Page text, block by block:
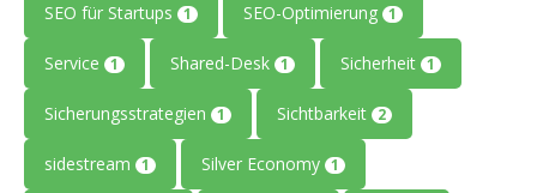
SEO für Startups 1 SEO-Optimierung 1
Service 1 Shared-Desk 1 Sicherheit 1
Sicherungsstrategien 1 Sichtbarkeit 2
sidestream 1 Silver Economy 1